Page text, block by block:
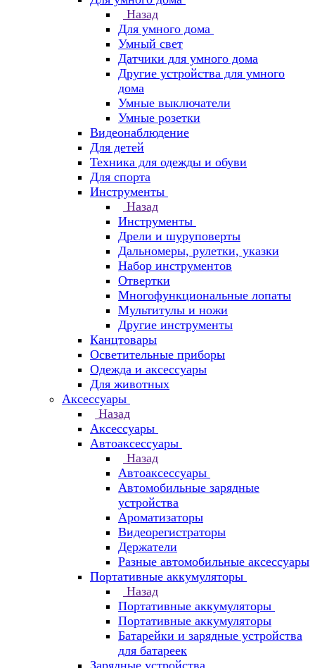
Назад
Для умного дома
Умный свет
Датчики для умного дома
Другие устройства для умного
дома
Умные выключатели
Умные розетки
Видеонаблюдение
Для детей
Техника для одежды и обуви
Для спорта
Инструменты
Назад
Инструменты
Дрели и шуруповерты
Дальномеры, рулетки, указки
Набор инструментов
Отвертки
Многофункциональные лопаты
Мультитулы и ножи
Другие инструменты
Канцтовары
Осветительные приборы
Одежда и аксессуары
Для животных
Аксессуары
Назад
Аксессуары
Автоаксессуары
Назад
Автоаксессуары
Автомобильные зарядные
устройства
Ароматизаторы
Видеорегистраторы
Держатели
Разные автомобильные аксессуары
Портативные аккумуляторы
Назад
Портативные аккумуляторы
Портативные аккумуляторы
Батарейки и зарядные устройства
для батареек
Зарядные устройства